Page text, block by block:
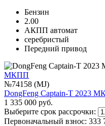
Бензин
2.00
АКПП автомат
серебристый
Передний привод
МКПП
№74158 (MJ)
DongFeng Captain-T 2023
1 335 000 руб.
Выберите срок рассрочки:
Первоначальный взнос: 333